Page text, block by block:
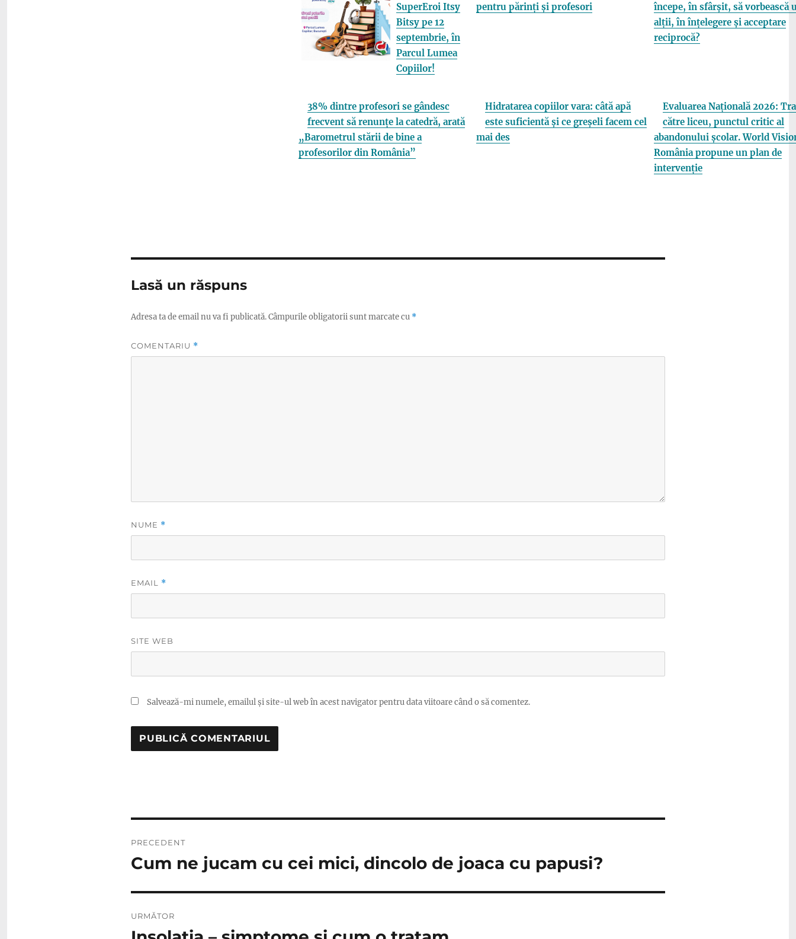
SuperEroi Itsy
Bitsy pe 12
septembrie, în
Parcul Lumea
Copiilor!
pentru părinți și profesori
începe, în sfârșit, să vorbească
alții, în înțelegere și acceptare
reciprocă?
38% dintre profesori se gândesc
frecvent să renunțe la catedră, arată
„Barometrul stării de bine a
profesorilor din România”
Hidratarea copiilor vara: câtă apă
este suficientă și ce greșeli facem cel
mai des
Evaluarea Națională 2026:
către liceu, punctul critic al
abandonului școlar. World
România propune un plan de
intervenție
Lasă un răspuns
Adresa ta de email nu va fi publicată.Câmpurile obligatorii sunt marcate cu *
COMENTARIU *
NUME *
EMAIL *
SITE WEB
Salvează-mi numele, emailul și site-ul web în acest navigator pentru data viitoare când o să comentez.
în
PRECEDENT
Articolul
Cum ne jucam cu cei mici, dincolo de joaca cu papusi?
URMĂTOR
Articolul